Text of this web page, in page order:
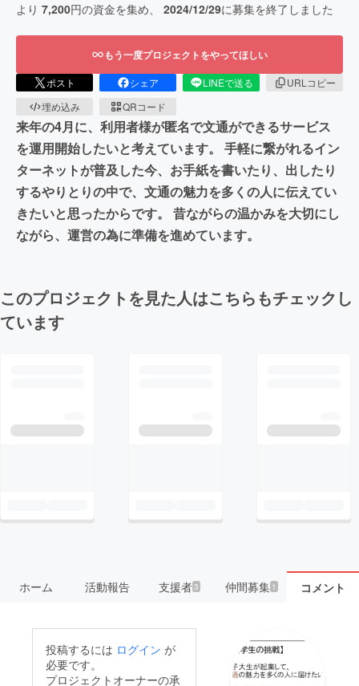
より 7,200円の資金を集め、 2024/12/29に募集を終了しました
もう一度プロジェクトをやってほしい
ポスト シェア LINEで送る
URLコピー
埋め込み
QRコード
来年の4月に、利用者様が匿名で文通ができるサービス
を運用開始したいと考えています。 手軽に繋がれるイン
ターネットが普及した今、お手紙を書いたり、出したり
するやりとりの中で、文通の魅力を多くの人に伝えてい
きたいと思ったからです。 昔ながらの温かみを大切にし
ながら、運営の為に準備を進めています。
このプロジェクトを見た人はこちらもチェックし
ています
ホーム 活動報告 支援者3 仲間募集 1 コメント
投稿するには ログイン が
必要です。
プロジェクトオーナーの承